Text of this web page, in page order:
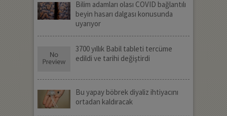
Bilim adamları olası COVID bağlantılı
beyin hasarı dalgası konusunda
uyarıyor
3700 yıllık Babil tableti tercüme
edildi ve tarihi değiştirdi
Bu yapay böbrek diyaliz ihtiyacını
ortadan kaldıracak